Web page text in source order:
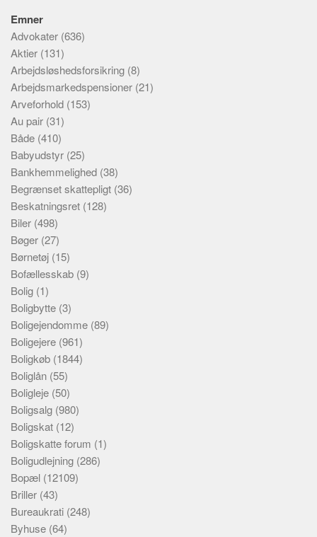
Emner
Advokater (636)
Aktier (131)
Arbejdsløshedsforsikring (8)
Arbejdsmarkedspensioner (21)
Arveforhold (153)
Au pair (31)
Både (410)
Babyudstyr (25)
Bankhemmelighed (38)
Begrænset skattepligt (36)
Beskatningsret (128)
Biler (498)
Bøger (27)
Børnetøj (15)
Bofællesskab (9)
Bolig (1)
Boligbytte (3)
Boligejendomme (89)
Boligejere (961)
Boligkøb (1844)
Boliglån (55)
Boligleje (50)
Boligsalg (980)
Boligskat (12)
Boligskatte forum (1)
Boligudlejning (286)
Bopæl (12109)
Briller (43)
Bureaukrati (248)
Byhuse (64)